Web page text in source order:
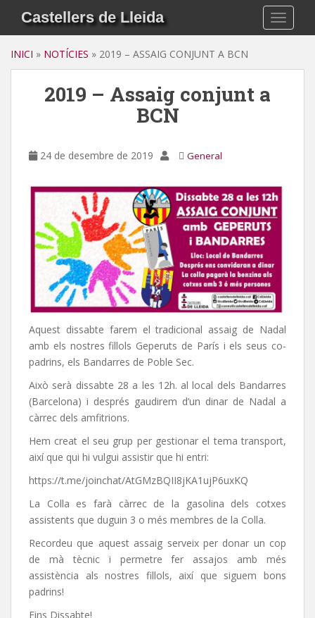
i
Castellers de Lleida
INICI » NOTÍCIES » 2019 – ASSAIG CONJUNT A BCN
2019 – Assaig conjunt a
BCN
24 de desembre de 2019 General
Aquest dissabte farem el tradicional assaig de Nadal
amb els nostres fillols Geperuts de París i els seus co-
padrins, els Bandarres de Poble Sec.
Això serà dissabte 28 a les 12h. al local dels Bandarres
(Barcelona) i després gaudirem d’un dinar de Nadal a
càrrec dels amfitrions.
Hem creat el seu grup per gestionar el tema transport,
així que qui hi vulgui assistir que hi entri:
https://t.me/joinchat/AtGMzBQII8jKA1ujP6uxKQ
La Colla es farà càrrec de la gasolina dels cotxes
assistents que duguin 3 o més membres de la Colla.
Recordeu que aquest assaig serveix per donar un cop
de mà tècnic i permetre fer assajos amb més
assistència als nostres fillols, així que siguem bons
padrins!
Fins Dissabte!